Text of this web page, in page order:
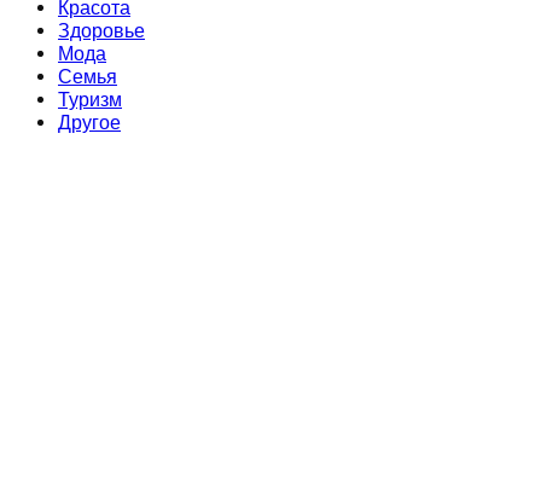
Красота
Здоровье
Мода
Семья
Туризм
Другое